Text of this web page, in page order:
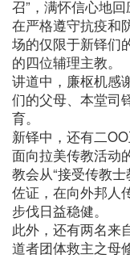
召”，满怀信心地回
在严格遵守抗疫和
场的仅限于新铎们
的四位辅理主教。
讲道中，廉枢机感
们的父母、本堂司
育。
新铎中，还有二
面向拉美传教活动
教会从“接受传教
佐证，在向外邦人
步伐日益稳健。
此外，还有两名来
道者团体救主之母